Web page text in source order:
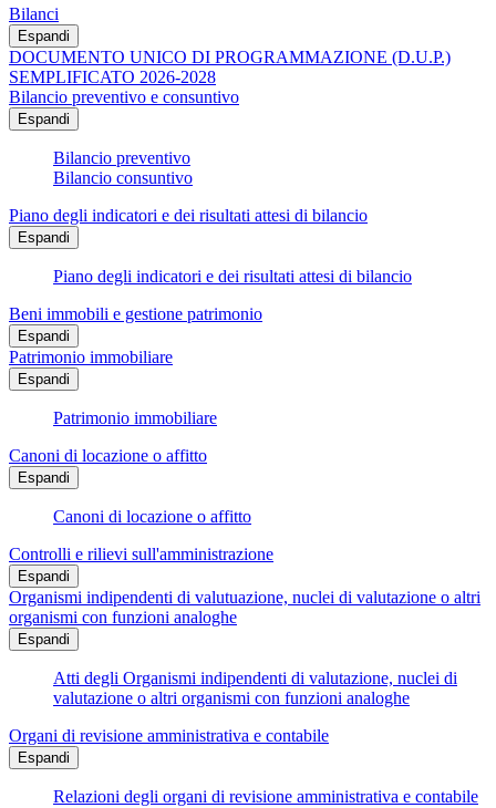
Bilanci
Espandi
DOCUMENTO UNICO DI PROGRAMMAZIONE (D.U.P.)
SEMPLIFICATO 2026-2028
Bilancio preventivo e consuntivo
Espandi
Bilancio preventivo
Bilancio consuntivo
Piano degli indicatori e dei risultati attesi di bilancio
Espandi
Piano degli indicatori e dei risultati attesi di bilancio
Beni immobili e gestione patrimonio
Espandi
Patrimonio immobiliare
Espandi
Patrimonio immobiliare
Canoni di locazione o affitto
Espandi
Canoni di locazione o affitto
Controlli e rilievi sull'amministrazione
Espandi
Organismi indipendenti di valutuazione, nuclei di valutazione o altri
organismi con funzioni analoghe
Espandi
Atti degli Organismi indipendenti di valutazione, nuclei di
valutazione o altri organismi con funzioni analoghe
Organi di revisione amministrativa e contabile
Espandi
Relazioni degli organi di revisione amministrativa e contabile